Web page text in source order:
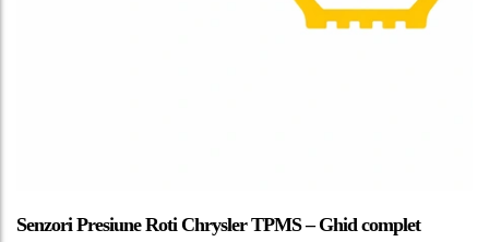
Senzori Presiune Roti Chrysler TPMS – Ghid complet